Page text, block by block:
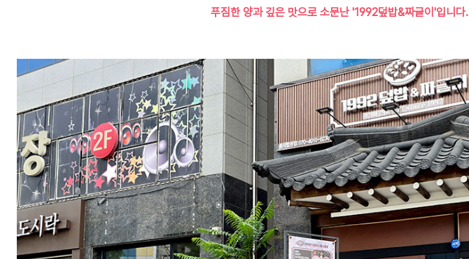
푸짐한 양과 깊은 맛으로 소문난 '1992덮밥&짜글이'입니다.